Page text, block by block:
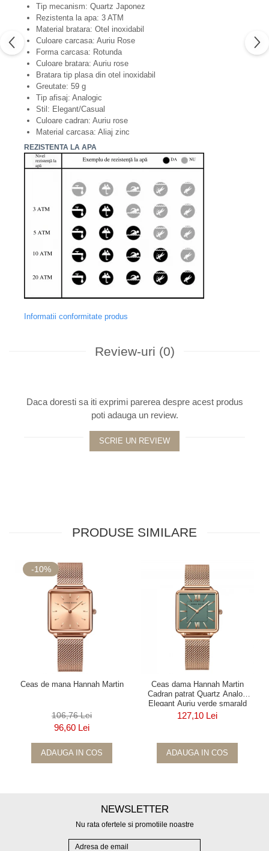
Tip mecanism: Quartz Japonez
Rezistenta la apa: 3 ATM
Material bratara: Otel inoxidabil
Culoare carcasa: Auriu Rose
Forma carcasa: Rotunda
Culoare bratara: Auriu rose
Bratara tip plasa din otel inoxidabil
Greutate: 59 g
Tip afisaj: Analogic
Stil: Elegant/Casual
Culoare cadran: Auriu rose
Material carcasa: Aliaj zinc
REZISTENTA LA APA
Informatii conformitate produs
Review-uri (0)
Daca doresti sa iti exprimi parerea despre acest produs
poti adauga un review.
SCRIE UN REVIEW
PRODUSE SIMILARE
-10%
Ceas de mana Hannah Martin
106,76 Lei
96,60 Lei
ADAUGA IN COS
Ceas dama Hannah Martin
Cadran patrat Quartz Analog
Elegant Auriu verde smarald
127,10 Lei
ADAUGA IN COS
NEWSLETTER
Nu rata ofertele si promotiile noastre